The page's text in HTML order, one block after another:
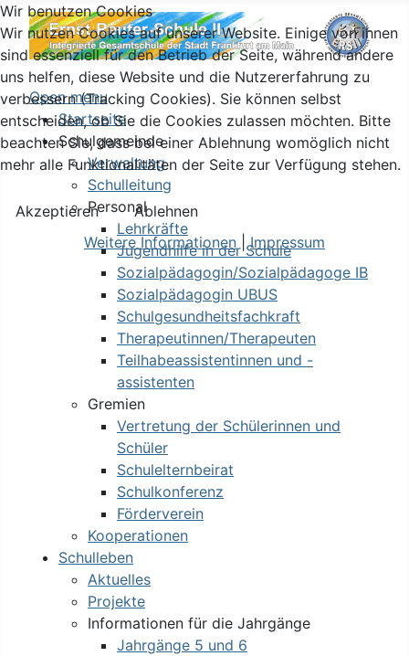
Open menu
Startseite
Schulgemeinde
Verwaltung
Schulleitung
Personal
Lehrkräfte
Jugendhilfe in der Schule
Sozialpädagogin/Sozialpädagoge IB
Sozialpädagogin UBUS
Schulgesundheitsfachkraft
Therapeutinnen/Therapeuten
Teilhabeassistentinnen und -
assistenten
Gremien
Vertretung der Schülerinnen und
Schüler
Schulelternbeirat
Schulkonferenz
Förderverein
Kooperationen
Schulleben
Aktuelles
Projekte
Informationen für die Jahrgänge
Jahrgänge 5 und 6
Wir benutzen Cookies
Wir nutzen Cookies auf unserer Website. Einige von ihnen
sind essenziell für den Betrieb der Seite, während andere
uns helfen, diese Website und die Nutzererfahrung zu
verbessern (Tracking Cookies). Sie können selbst
entscheiden, ob Sie die Cookies zulassen möchten. Bitte
beachten Sie, dass bei einer Ablehnung womöglich nicht
mehr alle Funktionalitäten der Seite zur Verfügung stehen.
Akzeptieren
Ablehnen
Weitere Informationen |Impressum